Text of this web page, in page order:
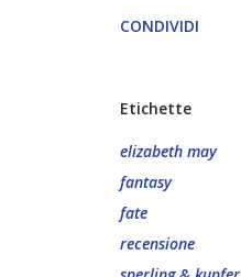
CONDIVIDI
Etichette
elizabeth may
fantasy
fate
recensione